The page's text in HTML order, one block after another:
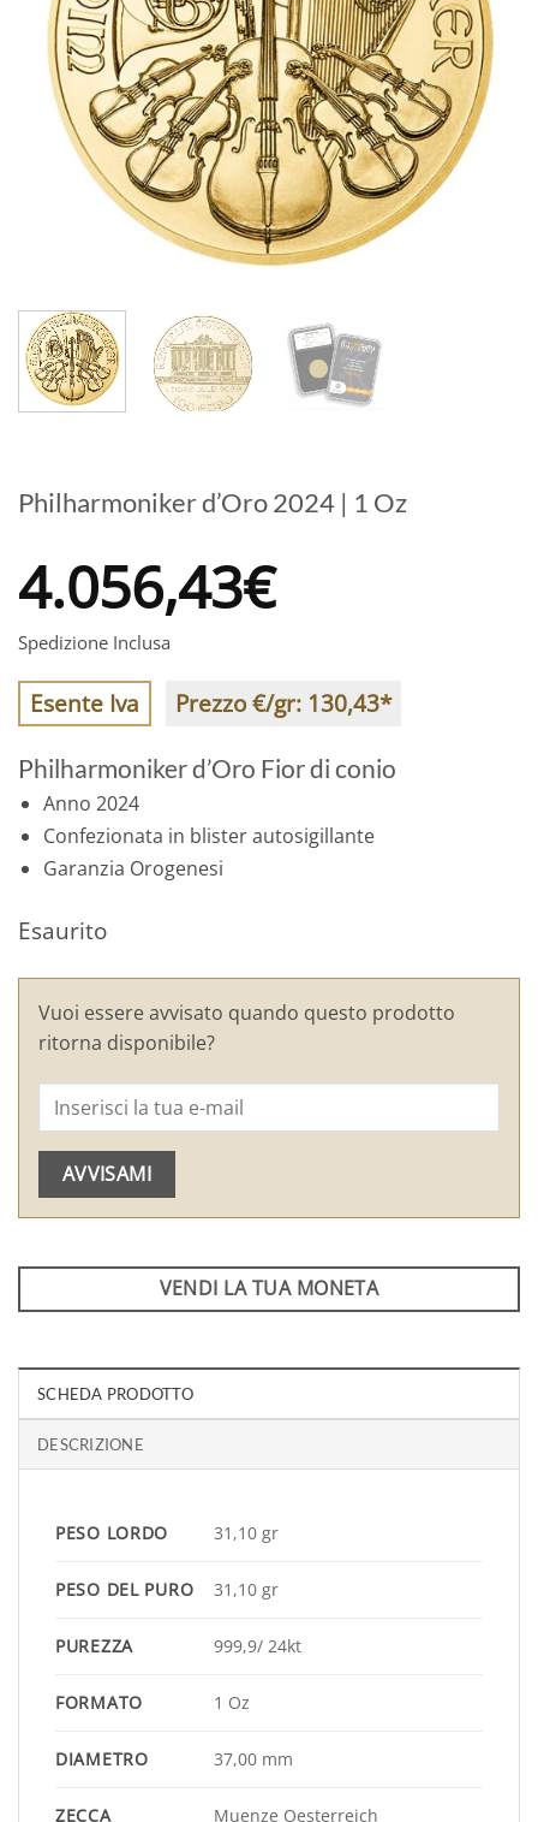
Philharmoniker d’Oro 2024 | 1 Oz
4.056,43€
Spedizione Inclusa
Esente Iva Prezzo €/gr: 130,43*
Philharmoniker d’Oro Fior di conio
Anno 2024
Confezionata in blister autosigillante
Garanzia Orogenesi
Esaurito
Vuoi essere avvisato quando questo prodotto
ritorna disponibile?
AVVISAMI
VENDI LA TUA MONETA
SCHEDA PRODOTTO
DESCRIZIONE
PESO LORDO 31,10 gr
PESO DEL PURO 31,10 gr
PUREZZA 999,9/ 24kt
FORMATO 1 Oz
DIAMETRO 37,00 mm
ZECCA Muenze Oesterreich